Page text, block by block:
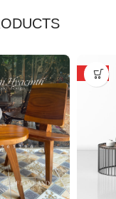
HOT